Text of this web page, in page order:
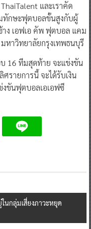
และเราคัด
ทักษะฟุตบอลขั้นสูงกับผู้
าง เอฟเอ คัพ ฟุตบอล แคม
าวิทยาลัยกรุงเทพธนบุรี
16 ทีมสุดท้าย จะแข่งขัน
รายการนี้ จะได้รับเงิน
งขันฟุตบอลเอเอฟซี
นกลุ่มเสี่ยงภาวะหยุด